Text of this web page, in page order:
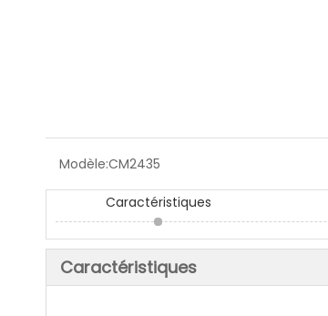
Modèle:CM2435
Caractéristiques
Caractéristiques